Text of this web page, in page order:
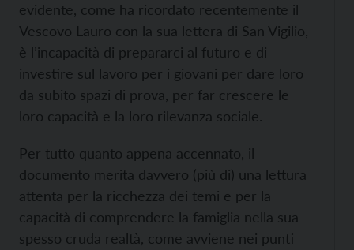
evidente, come ha ricordato recentemente il
Vescovo Lauro con la sua lettera di San Vigilio,
è l’incapacità di prepararci al futuro e di
investire sul lavoro per i giovani per dare loro
da subito spazi di prova, per far crescere le
loro capacità e la loro rilevanza sociale.
Per tutto quanto appena accennato, il
documento merita davvero (più di) una lettura
attenta per la ricchezza dei temi e per la
capacità di comprendere la famiglia nella sua
spesso cruda realtà, come avviene nei punti